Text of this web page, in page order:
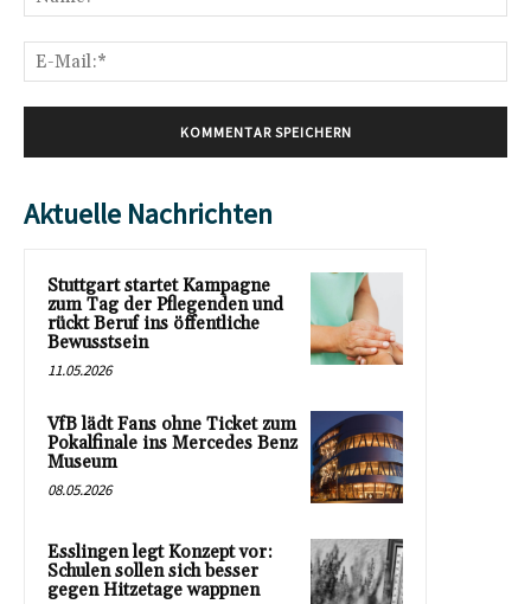
Aktuelle Nachrichten
Stuttgart startet Kampagne
zum Tag der Pflegenden und
rückt Beruf ins öffentliche
Bewusstsein
11.05.2026
VfB lädt Fans ohne Ticket zum
Pokalfinale ins Mercedes Benz
Museum
08.05.2026
Esslingen legt Konzept vor:
Schulen sollen sich besser
gegen Hitzetage wappnen